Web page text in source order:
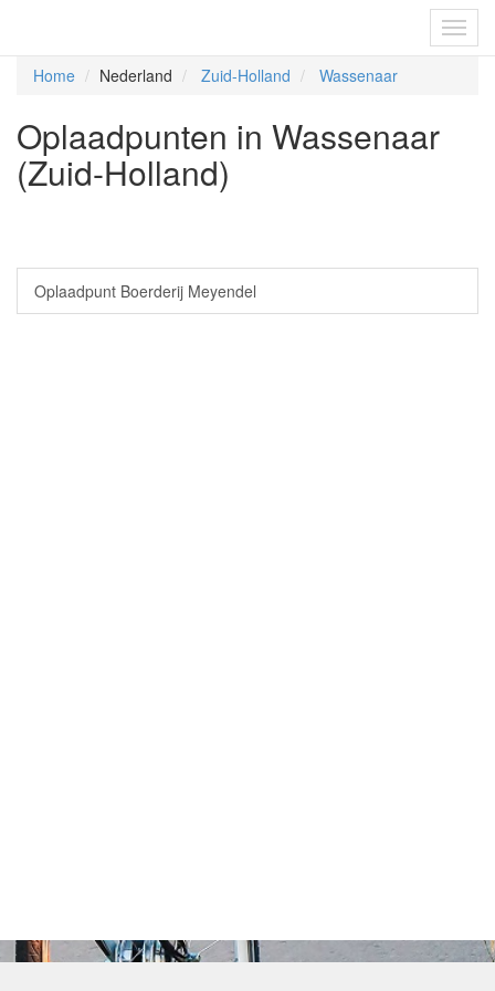
Home Nederland Zuid-Holland Wassenaar
Oplaadpunten in Wassenaar
(Zuid-Holland)
Oplaadpunt Boerderij Meyendel